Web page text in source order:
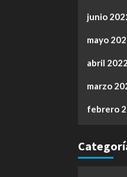
junio
mayo
abril 2022
marzo
febrero